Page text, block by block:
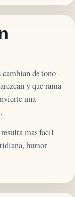
de tono
y que rama
una
mas facil
humor